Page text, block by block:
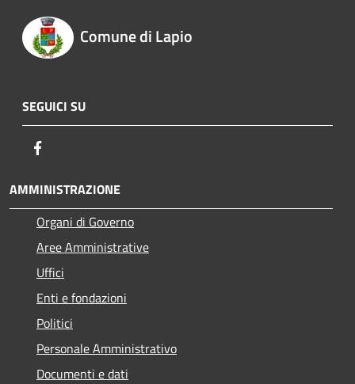
Comune di Lapio
SEGUICI SU
AMMINISTRAZIONE
Organi di Governo
Aree Amministrative
Uffici
Enti e fondazioni
Politici
Personale Amministrativo
Documenti e dati